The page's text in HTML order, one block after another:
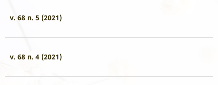
v. 68 n. 5 (2021)
v. 68 n. 4 (2021)